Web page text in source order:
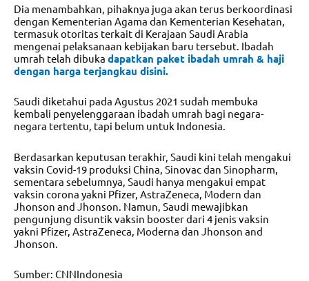
Dia menambahkan, pihaknya juga akan terus berkoordinasi
dengan Kementerian Agama dan Kementerian Kesehatan,
termasuk otoritas terkait di Kerajaan Saudi Arabia
mengenai pelaksanaan kebijakan baru tersebut. Ibadah
umrah telah dibuka dapatkan paket ibadah umrah & haji
dengan harga terjangkau disini.
Saudi diketahui pada Agustus 2021 sudah membuka
kembali penyelenggaraan ibadah umrah bagi negara-
negara tertentu, tapi belum untuk Indonesia.
Berdasarkan keputusan terakhir, Saudi kini telah mengakui
vaksin Covid-19 produksi China, Sinovac dan Sinopharm,
sementara sebelumnya, Saudi hanya mengakui empat
vaksin corona yakni Pfizer, AstraZeneca, Modern dan
Jhonson and Jhonson. Namun, Saudi mewajibkan
pengunjung disuntik vaksin booster dari 4 jenis vaksin
yakni Pfizer, AstraZeneca, Moderna dan Jhonson and
Jhonson.
Sumber: CNNIndonesia